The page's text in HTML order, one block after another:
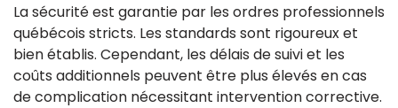
La sécurité est garantie par les ordres professionnels
québécois stricts. Les standards sont rigoureux et
bien établis. Cependant, les délais de suivi et les
coûts additionnels peuvent être plus élevés en cas
de complication nécessitant intervention corrective.